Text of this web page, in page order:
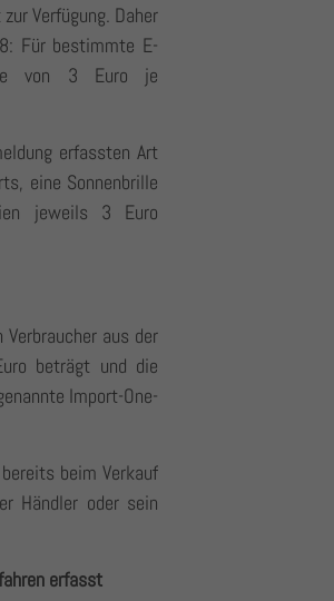
Verfügung. Daher
Für bestimmte E-
von 3 Euro je
erfassten Art
eine Sonnenbrille
jeweils 3 Euro
aus der
beträgt und die
Import-One-
beim Verkauf
Händler oder sein
erfasst